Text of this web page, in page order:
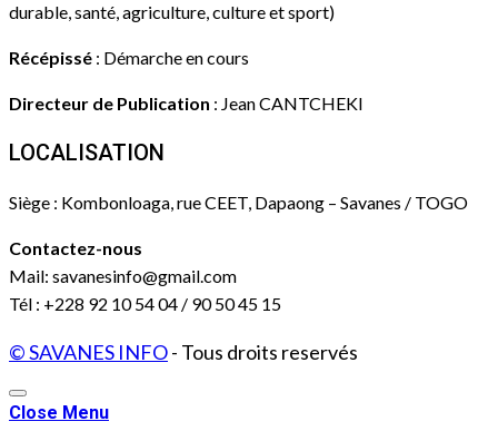
durable, santé, agriculture, culture et sport)
Récépissé : Démarche en cours
Directeur de Publication : Jean CANTCHEKI
LOCALISATION
Siège : Kombonloaga, rue CEET, Dapaong – Savanes / TOGO
Contactez-nous
Mail: savanesinfo@gmail.com
Tél : +228 92 10 54 04 / 90 50 45 15
© SAVANES INFO- Tous droits reservés
Close Menu